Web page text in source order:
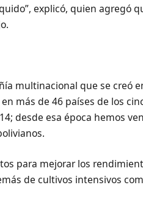
explicó, quien agregó
multinacional que se creó
más de 46 países de los
desde esa época hemos
para mejorar los
de cultivos intensivos